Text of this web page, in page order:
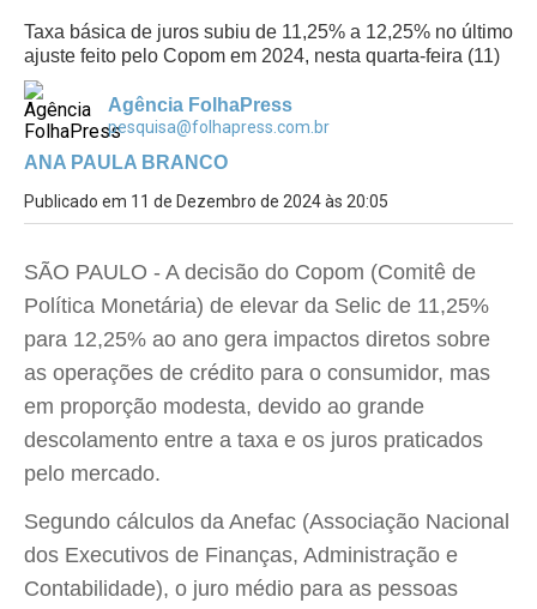
Taxa básica de juros subiu de 11,25% a 12,25% no último
ajuste feito pelo Copom em 2024, nesta quarta-feira (11)
Agência FolhaPress
pesquisa@folhapress.com.br
ANA PAULA BRANCO
Publicado em 11 de Dezembro de 2024 às 20:05
SÃO PAULO - A decisão do Copom (Comitê de
Política Monetária) de elevar da Selic de 11,25%
para 12,25% ao ano gera impactos diretos sobre
as operações de crédito para o consumidor, mas
em proporção modesta, devido ao grande
descolamento entre a taxa e os juros praticados
pelo mercado.
Segundo cálculos da Anefac (Associação Nacional
dos Executivos de Finanças, Administração e
Contabilidade), o juro médio para as pessoas